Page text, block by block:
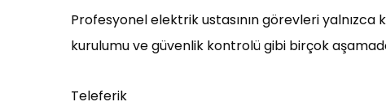
Profesyonel elektrik ustasının görevleri
kurulumu ve güvenlik kontrolü gibi birçok
Teleferik